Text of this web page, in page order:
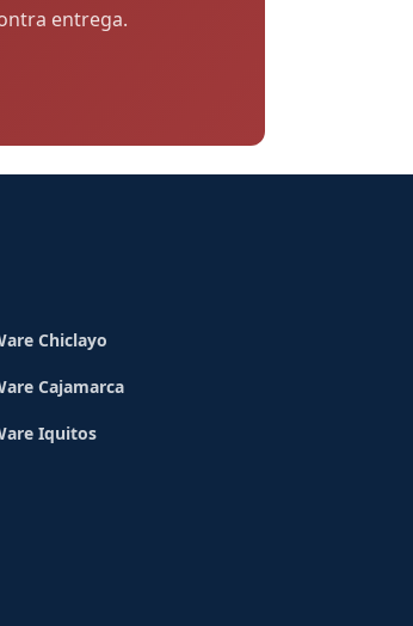
entrega.
Chiclayo
Cajamarca
Iquitos